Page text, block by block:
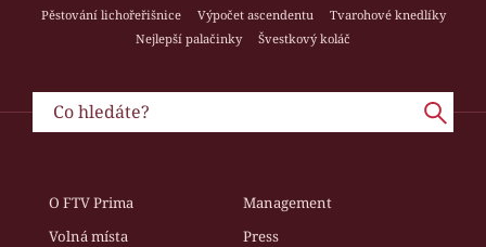
Pěstování lichořeřišnice
Výpočet ascendentu
Tvarohové knedlíky
Nejlepší palačinky
Švestkový koláč
O FTV Prima
Management
Volná místa
Press